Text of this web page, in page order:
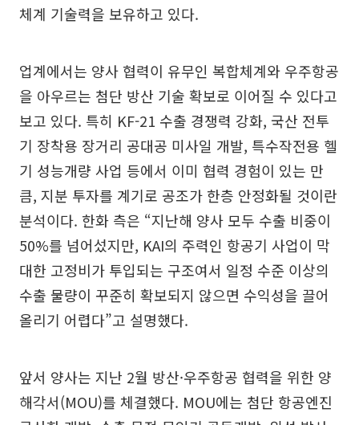
체계 기술력을 보유하고 있다.
업계에서는 양사 협력이 유무인 복합체계와 우주항공
을 아우르는 첨단 방산 기술 확보로 이어질 수 있다고
보고 있다. 특히 KF-21 수출 경쟁력 강화, 국산 전투
기 장착용 장거리 공대공 미사일 개발, 특수작전용 헬
기 성능개량 사업 등에서 이미 협력 경험이 있는 만
큼, 지분 투자를 계기로 공조가 한층 안정화될 것이란
분석이다. 한화 측은 “지난해 양사 모두 수출 비중이
50%를 넘어섰지만, KAI의 주력인 항공기 사업이 막
대한 고정비가 투입되는 구조여서 일정 수준 이상의
수출 물량이 꾸준히 확보되지 않으면 수익성을 끌어
올리기 어렵다”고 설명했다.
앞서 양사는 지난 2월 방산·우주항공 협력을 위한 양
해각서(MOU)를 체결했다. MOU에는 첨단 항공엔진